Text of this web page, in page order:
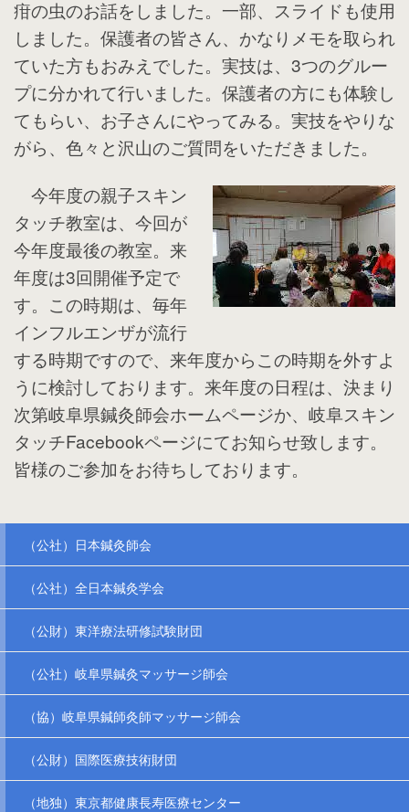
疳の虫のお話をしました。一部、スライドも使用
しました。保護者の皆さん、かなりメモを取られ
ていた方もおみえでした。実技は、3つのグルー
プに分かれて行いました。保護者の方にも体験し
てもらい、お子さんにやってみる。実技をやりな
がら、色々と沢山のご質問をいただきました。
今年度の親子スキン
タッチ教室は、今回が
今年度最後の教室。来
年度は3回開催予定で
す。この時期は、毎年
インフルエンザが流行
する時期ですので、来年度からこの時期を外すよ
うに検討しております。来年度の日程は、決まり
次第岐阜県鍼灸師会ホームページか、岐阜スキン
タッチFacebookページにてお知らせ致します。
皆様のご参加をお待ちしております。
（公社）日本鍼灸師会
（公社）全日本鍼灸学会
（公財）東洋療法研修試験財団
（公社）岐阜県鍼灸マッサージ師会
（協）岐阜県鍼師灸師マッサージ師会
（公財）国際医療技術財団
（地独）東京都健康長寿医療センター